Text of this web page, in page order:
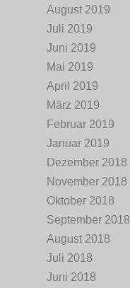
August 2019
Juli 2019
Juni 2019
Mai 2019
April 2019
März 2019
Februar 2019
Januar 2019
Dezember 2018
November 2018
Oktober 2018
September 2018
August 2018
Juli 2018
Juni 2018